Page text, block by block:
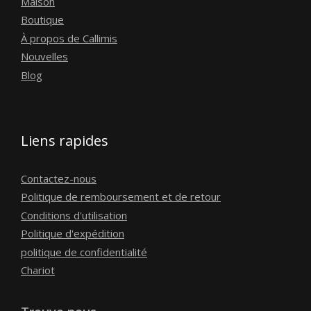
Boutique
À propos de Callimis
Nouvelles
Blog
Liens rapides
Contactez-nous
Politique de remboursement et de retour
Conditions d'utilisation
Politique d'expédition
politique de confidentialité
Chariot